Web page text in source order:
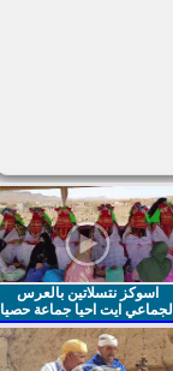
اسوكز نتسلاتين بالعرس
الجماعي ايت احيا جماعة حصيا